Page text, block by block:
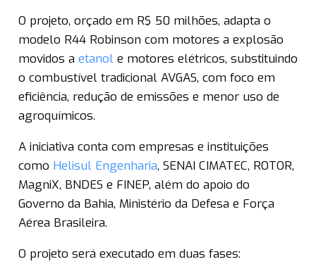
O projeto, orçado em R$ 50 milhões, adapta o
modelo R44 Robinson com motores a explosão
movidos a etanol e motores elétricos, substituindo
o combustível tradicional AVGAS, com foco em
eficiência, redução de emissões e menor uso de
agroquímicos.
A iniciativa conta com empresas e instituições
como Helisul Engenharia, SENAI CIMATEC, ROTOR,
MagniX, BNDES e FINEP, além do apoio do
Governo da Bahia, Ministério da Defesa e Força
Aérea Brasileira.
O projeto será executado em duas fases: